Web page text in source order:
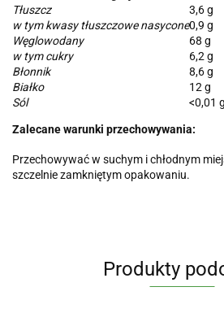
Tłuszcz
3,6 g
w tym kwasy tłuszczowe nasycone0,9 g
Węglowodany
68 g
w tym cukry
6,2 g
Błonnik
8,6 g
Białko
12 g
Sól
<0,01 g
Zalecane warunki przechowywania:
Przechowywać w suchym i chłodnym
szczelnie zamkniętym opakowaniu.
Produkty